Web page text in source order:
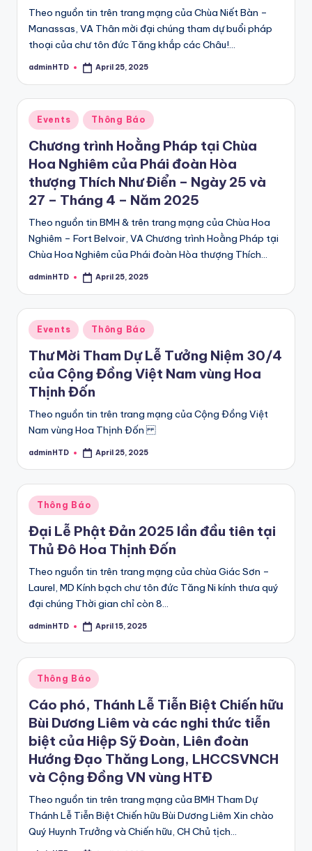
Theo nguồn tin trên trang mạng của Chùa Niết Bàn –
Manassas, VA Thân mời đại chúng tham dự buổi pháp
thoại của chư tôn đức Tăng khắp các Châu!…
Posted
adminHTD April 25, 2025
Posted
in
Events Thông Báo
Chương trình Hoằng Pháp tại Chùa
Hoa Nghiêm của Phái đoàn Hòa
thượng Thích Như Điển – Ngày 25 và
27 – Tháng 4 – Năm 2025
Theo nguồn tin BMH & trên trang mạng của Chùa Hoa
Nghiêm – Fort Belvoir, VA Chương trình Hoằng Pháp tại
Chùa Hoa Nghiêm của Phái đoàn Hòa thượng Thích…
Posted
adminHTD April 25, 2025
Posted
in
Events Thông Báo
Thư Mời Tham Dự Lễ Tưởng Niệm 30/4
của Cộng Đồng Việt Nam vùng Hoa
Thịnh Đốn
Theo nguồn tin trên trang mạng của Cộng Đồng Việt
Nam vùng Hoa Thịnh Đốn
Posted
adminHTD April 25, 2025
Posted
in
Thông Báo
Đại Lễ Phật Đản 2025 lần đầu tiên tại
Thủ Đô Hoa Thịnh Đốn
Theo nguồn tin trên trang mạng của chùa Giác Sơn –
Laurel, MD Kính bạch chư tôn đức Tăng Ni kính thưa quý
đại chúng Thời gian chỉ còn 8…
Posted
adminHTD April 15, 2025
Posted
in
Thông Báo
Cáo phó, Thánh Lễ Tiễn Biệt Chiến hữu
Bùi Dương Liêm và các nghi thức tiễn
biệt của Hiệp Sỹ Đoàn, Liên đoàn
Hướng Đạo Thăng Long, LHCCSVNCH
và Cộng Đồng VN vùng HTĐ
Theo nguồn tin trên trang mạng của BMH Tham Dự
Thánh Lễ Tiễn Biệt Chiến hữu Bùi Dương Liêm Xin chào
Quý Huynh Trưởng và Chiến hữu, CH Chủ tịch…